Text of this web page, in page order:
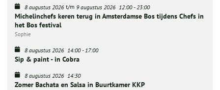
8 augustus 2026 t/m 9 augustus 2026 12:00-23:00
Michelinchefs keren terug in Amsterdamse Bos tijdens Chefs in
het Bos festival
Sophie
8 augustus 2026 14:00-17:00
Sip & paint - in Cobra
8 augustus 2026 14:30
Zomer Bachata en Salsa in Buurtkamer KKP